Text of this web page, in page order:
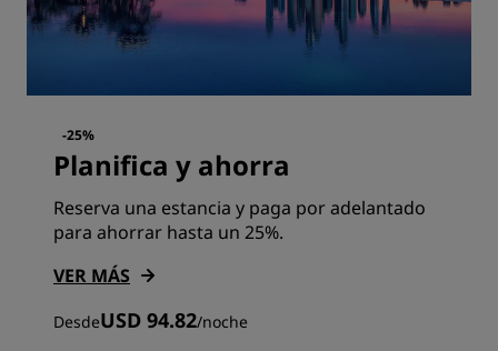
-25%
Planifica y ahorra
Reserva una estancia y paga por adelantado
para ahorrar hasta un 25%.
VER MÁS
DesdeUSD 94.82/noche